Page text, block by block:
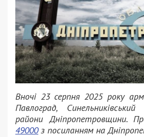
Вночі 23 серпня 2025 року
Павлоград,
райони Дніпропетровщини.
49000з посиланням на